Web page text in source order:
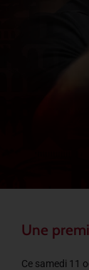
Une
Ce samedi 11